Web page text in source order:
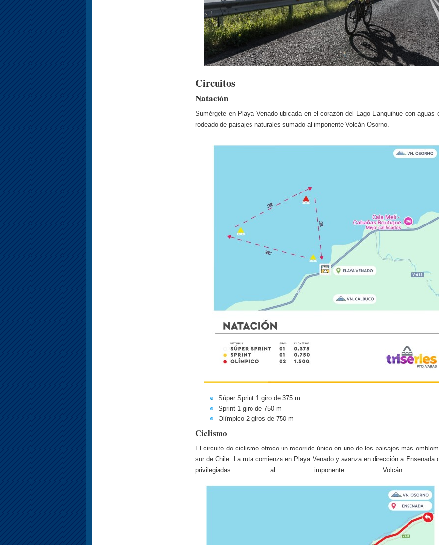
Circuitos
Natación
Sumérgete en Playa Venado ubicada en el corazón del Lago Llanquihue con aguas
rodeado de paisajes naturales sumado al imponente Volcán Osorno.
Súper Sprint 1 giro de 375 m
Sprint 1 giro de 750 m
Olímpico 2 giros de 750 m
Ciclismo
El circuito de ciclismo ofrece un recorrido único en uno de los paisajes más
sur de Chile. La ruta comienza en Playa Venado y avanza en dirección a Ensenada
privilegiadas al imponente Volcán